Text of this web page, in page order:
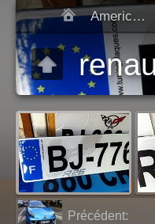
Americaines
Précédent: